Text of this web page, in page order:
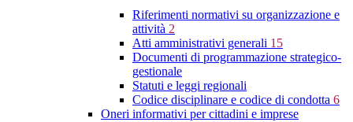
Riferimenti normativi su organizzazione e
attività 2
Atti amministrativi generali 15
Documenti di programmazione strategico-
gestionale
Statuti e leggi regionali
Codice disciplinare e codice di condotta 6
Oneri informativi per cittadini e imprese